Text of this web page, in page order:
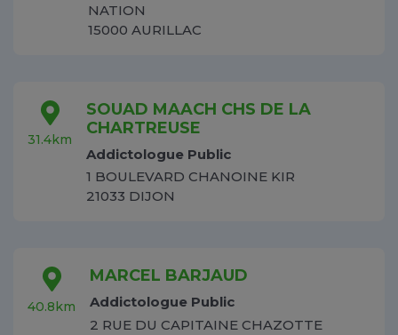
NATION
15000 AURILLAC
31.4km
SOUAD MAACH CHS DE LA
CHARTREUSE
Addictologue Public
1 BOULEVARD CHANOINE KIR
21033 DIJON
40.8km
MARCEL BARJAUD
Addictologue Public
2 RUE DU CAPITAINE CHAZOTTE